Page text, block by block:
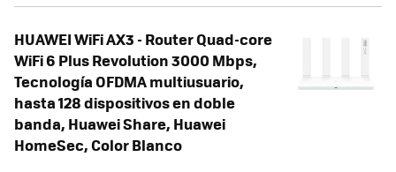
HUAWEI WiFi AX3 - Router Quad-core
WiFi 6 Plus Revolution 3000 Mbps,
Tecnología OFDMA multiusuario,
hasta 128 dispositivos en doble
banda, Huawei Share, Huawei
HomeSec, Color Blanco